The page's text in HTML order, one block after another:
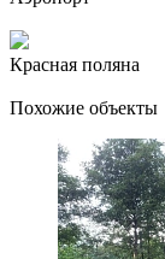
Красная поляна
Похожие объекты